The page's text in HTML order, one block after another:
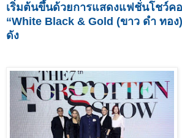
เริ่มต้นขึ้นด้วยการแสดงแฟชั่นโชว์ค
“White Black & Gold (ขาว ดำ ทอ
ดัง